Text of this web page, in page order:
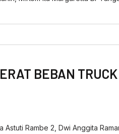
BEBAN
Astuti Rambe 2, Dwi Anggita